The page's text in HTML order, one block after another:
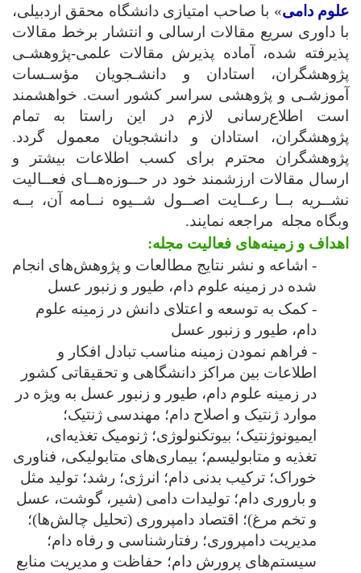
علوم دامی» با صاحب امتیازی دانشگاه محقق اردبیلی،
با داوری سریع مقالات ارسالی و انتشار برخط مقالات
پذیرفته شده، آماده پذیرش مقالات علمی-پژوهشـی
پژوهشگران، استادان و دانشـجویان مؤسـسات
آموزشـی و پژوهشی سراسر کشور است. خواهشمند
است اطلاع‌رسانی لازم در این راستا به تمام
پژوهشگران، استادان و دانشجویان معمول گردد.
پژوهشگران محترم برای کسب اطلاعات بیشتر و
ارسال مقالات ارزشمند خود در حــوزه‌هــای فعــالیت
نشــریه بــا رعــایت اصــول شــیوه نــامه آن، بــه
وبگاه مجله مراجعه نمایند.
اهداف و زمینه‌های فعالیت‌ مجله:
- اشاعه و نشر نتایج مطالعات و پژوهش‌های انجام
شده در زمینه علوم دام، طیور و زنبور عسل
- کمک به توسعه و اعتلای دانش در زمینه علوم
دام، طیور و زنبور عسل
- فراهم نمودن زمینه مناسب تبادل افکار و
اطلاعات بین مراکز دانشگاهی و تحقیقاتی کشور
در زمینه علوم دام، طیور و زنبور عسل به ویژه در
موارد ژنتیک و اصلاح دام؛ مهندسی ژنتیک؛
ایمیونوژنتیک؛ بیوتکنولوژی؛ ژنومیک تغذیه‌ای،
تغذیه و متابولیسم؛ بیماری‌های متابولیکی، فناوری
خوراک؛ ترکیب بدنی دام؛ انرژی؛ رشد؛ تولید مثل
و باروری دام؛ تولیدات دامی (شیر، گوشت، عسل
و تخم مرغ)؛ اقتصاد دامپروری (تحلیل چالش‌ها)؛
مدیریت دامپروری؛ رفتارشناسی و رفاه دام؛
سیستم‌های پرورش دام؛ حفاظت و مدیریت منابع